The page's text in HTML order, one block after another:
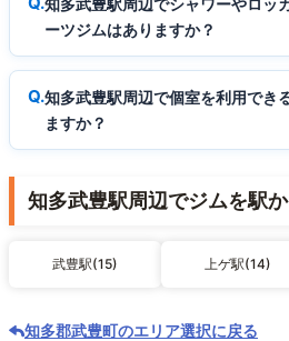
ーツジムはありますか？
知多武豊駅周辺で個室を利用でき
ますか？
知多武豊駅周辺でジムを駅
武豊駅(15) 上ゲ駅(14)
知多郡武豊町のエリア選択に戻る